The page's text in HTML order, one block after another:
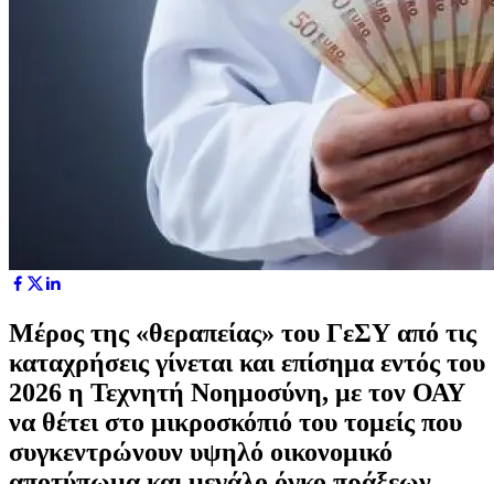
Μέρος της «θεραπείας» του ΓεΣΥ από τις
καταχρήσεις γίνεται και επίσημα εντός του
2026 η Τεχνητή Νοημοσύνη, με τον ΟΑΥ
να θέτει στο μικροσκόπιό του τομείς που
συγκεντρώνουν υψηλό οικονομικό